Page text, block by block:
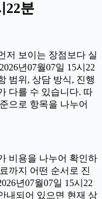
22분
저 보이는 장점보다 실
년07월07일 15시22
범위, 상담 방식, 진행
다를 수 있습니다. 따
으로 항목을 나누어
비용을 나누어 확인하
까지 어떤 순서로 진
년07월07일 15시22
내되어 있으면 현재 상